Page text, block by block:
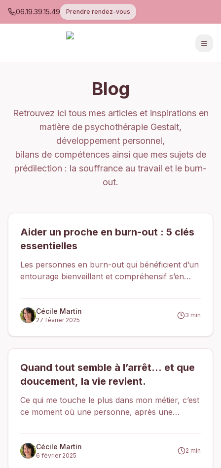
06.19.39.15.49 Prendre rendez-vous
Blog
Retrouvez ici tous mes articles et inspirations en
matière de psychothérapie Gestalt,
développement personnel,
bilans de compétences ainsi que mes sujets de
prédilection : la souffrance au travail et le burn-
out.
Aider un proche en burn-out : 5 clés
essentielles
Les personnes en burn-out qui bénéficient d’un
entourage bienveillant et compréhensif s’en
chaque jour dans mon cabinet : la qualité du
soutien reçu joue un rôle déterminant dans la
reconstruction
Cécile Martin
27 février 2025
3 min
Quand tout semble à l’arrêt… et que
doucement, la vie revient.
Ce qui me touche le plus dans mon métier, c’est
ce moment où une personne, après une
sent en elle un léger frémissement… Comme
une brise douce après un long hiver.
Cécile Martin
6 février 2025
2 min